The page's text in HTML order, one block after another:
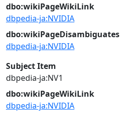
dbo:wikiPageWikiLink
dbpedia-ja:NVIDIA
dbo:wikiPageDisambiguates
dbpedia-ja:NVIDIA
Subject Item
dbpedia-ja:NV1
dbo:wikiPageWikiLink
dbpedia-ja:NVIDIA